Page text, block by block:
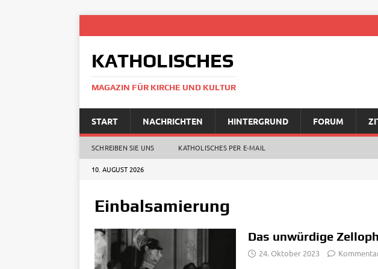
KATHOLISCHES
MAGAZIN FÜR KIRCHE UND KULTUR
START NACHRICHTEN HINTERGRUND FORUM
SCHREIBEN SIE UNS KATHOLISCHES PER E‑MAIL
10. AUGUST 2026
Einbalsamierung
Das unwürdige
24. Oktober 2023